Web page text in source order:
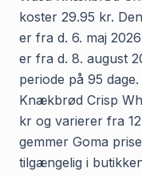
koster 29.95 kr.
er fra d. 6. maj
er fra d. 8. august
periode på 95
Knækbrød Crisp
kr og varierer fra
gemmer Goma
tilgængelig i